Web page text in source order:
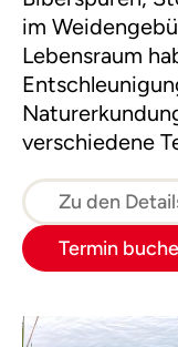
im
Lebensraum
verschiedene
Zu den
Termin